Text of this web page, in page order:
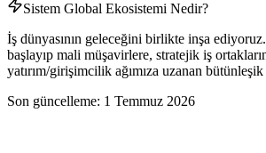
Sistem Global Ekosistemi Nedir?
İş dünyasının geleceğini birlikte inşa
başlayıp mali müşavirlere, stratejik iş
yatırım/girişimcilik ağımıza uzanan
Son güncelleme: 1 Temmuz 2026